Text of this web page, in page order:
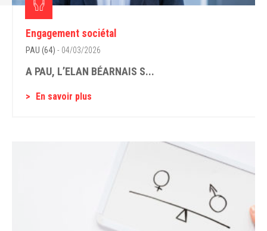
Engagement sociétal
PAU (64) - 04/03/2026
A PAU, L’ELAN BÉARNAIS S...
En savoir plus